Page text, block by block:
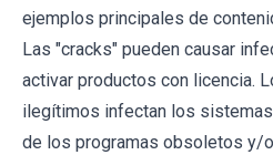
ejemplos principales de
Las "cracks" pueden causar
activar productos con licencia.
ilegítimos infectan los
de los programas obsoletos y/